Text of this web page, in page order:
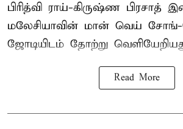
பிரித்வி ராய்-கிருஷ்ண பிரசாத்
மலேசியாவின் மான் வெய் சோங்-
ஜோடியிடம் தோற்று
Read More